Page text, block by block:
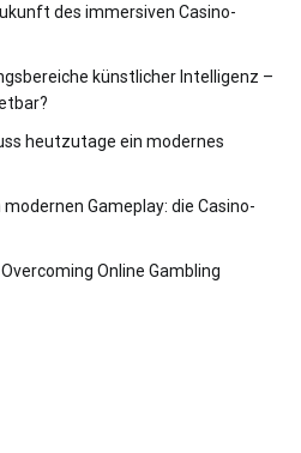
des immersiven Casino-
künstlicher Intelligenz –
heutzutage ein modernes
Gameplay: die Casino-
Online Gambling